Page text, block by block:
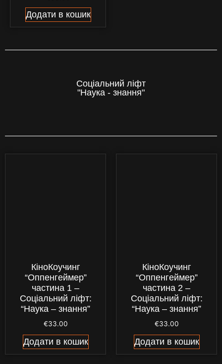
Додати в кошик
Соціальний ліфт
"Наука - знання"
КіноКоучинг
“Оппенгеймер”
частина 1 –
Соціальний ліфт:
“Наука – знання”
€33.00
Додати в кошик
КіноКоучинг
“Оппенгеймер”
частина 2 –
Соціальний ліфт:
“Наука – знання”
€33.00
Додати в кошик